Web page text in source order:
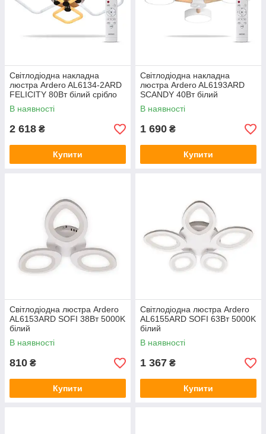
Світлодіодна накладна
люстра Ardero AL6134-2ARD
FELICITY 80Вт білий срібло
В наявності
2 618 ₴
Купити
Світлодіодна накладна
люстра Ardero AL6193ARD
SCANDY 40Вт білий
В наявності
1 690 ₴
Купити
Світлодіодна люстра Ardero
AL6153ARD SOFI 38Вт 5000K
білий
В наявності
810 ₴
Купити
Світлодіодна люстра Ardero
AL6155ARD SOFI 63Вт 5000K
білий
В наявності
1 367 ₴
Купити